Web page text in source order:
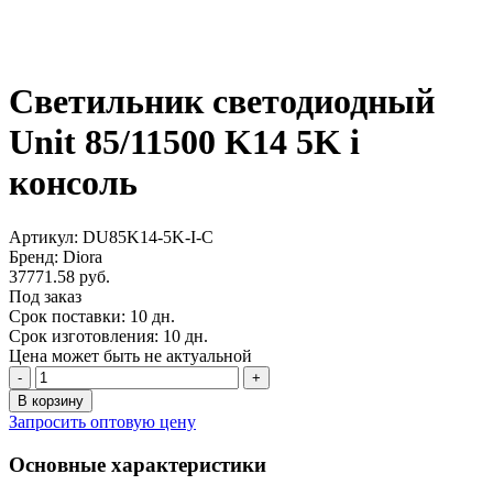
Светильник светодиодный
Unit 85/11500 K14 5K i
консоль
Артикул: DU85K14-5K-I-C
Бренд: Diora
37771.58 руб.
Под заказ
Срок поставки: 10 дн.
Срок изготовления: 10 дн.
Цена может быть не актуальной
-
+
В корзину
Запросить оптовую цену
Основные характеристики